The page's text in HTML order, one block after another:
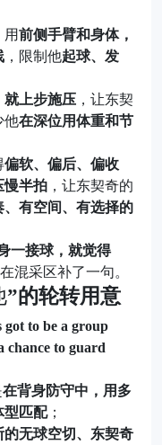
前侧手臂和身体，
，限制他起球、发
就上步施压 ，让东契
他在深位用体重和节
偏软、偏后、偏收
慢半拍 ，让东契奇的
、有空间、有选择的
一接球，就觉得
混采区补了一句。
”的轮转用意
got to be a group
chance to guard
在背身防守中，用多
型匹配；
无球空切、东契奇